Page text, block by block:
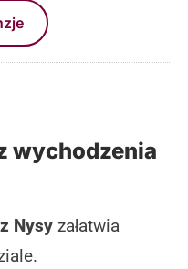
wychodzenia
Nysy załatwia